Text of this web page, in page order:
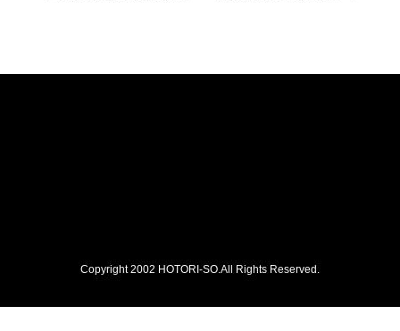
Copyright 2002 HOTORI-SO.All Rights Reserved.